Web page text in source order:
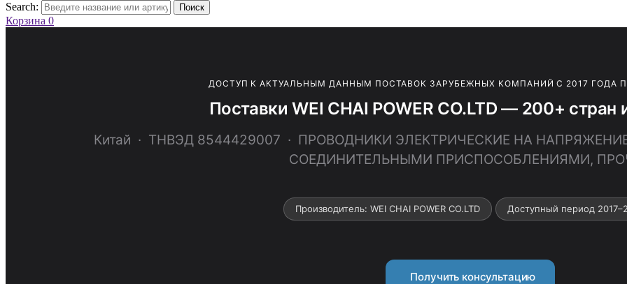
Search:
Поиск
Корзина 0
ДОСТУП К АКТУАЛЬНЫМ ДАННЫМ ПОСТАВОК ЗАРУБЕЖНЫХ КОМПАНИЙ С 2017 ГОДА
Поставки WEI CHAI POWER CO.LTD — 200+ стран
Китай · ТНВЭД 8544429007 · ПРОВОДНИКИ ЭЛЕКТРИЧЕСКИЕ НА
СОЕДИНИТЕЛЬНЫМИ ПРИСПОСОБЛЕНИЯМИ,
Производитель: WEI CHAI POWER CO.LTD Доступный период
Получить консультацию